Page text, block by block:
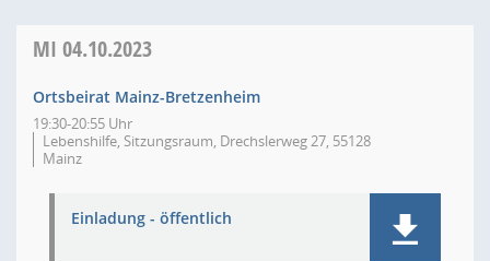
MI 04.10.2023
Ortsbeirat Mainz-Bretzenheim
19:30-20:55 Uhr
Lebenshilfe, Sitzungsraum, Drechslerweg 27, 55128
Mainz
Einladung - öffentlich